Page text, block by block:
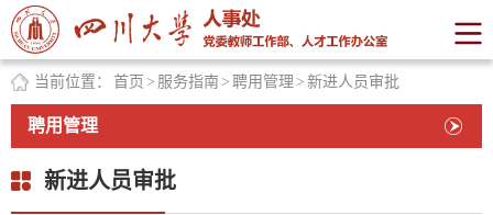
当前位置： 首页 > 服务指南 > 聘用管理 > 新进人员审批
聘用管理
新进人员审批